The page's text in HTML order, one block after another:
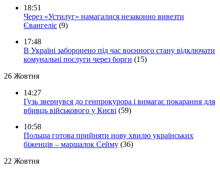
18:51
Через «Устилуг» намагалися незаконно вивезти
Євангеліє (9)
17:48
В Україні заборонено під час воєнного стану відключати
комунальні послуги через борги (15)
26 Жовтня
14:27
Гузь звернувся до генпрокурора і вимагає покарання для
вбивць військового у Києві (59)
10:58
Польща готова прийняти нову хвилю українських
біженців – маршалок Сейму (36)
22 Жовтня